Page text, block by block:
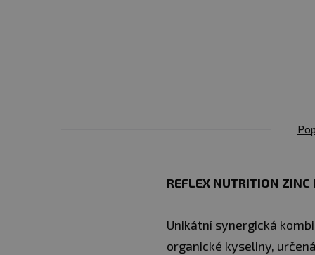
REFLEX NUTRITION
Unikátní synergická
organické kyseliny,